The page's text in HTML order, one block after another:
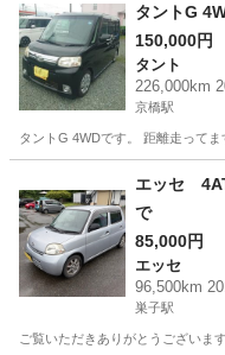
タントG
150,000円
タント
226,000km
京橋駅
タントG 4WDです。 距離走って
京橋駅
エッセ
で
85,000円
エッセ
96,500km
巣子駅
ご覧いただきありがとうございま